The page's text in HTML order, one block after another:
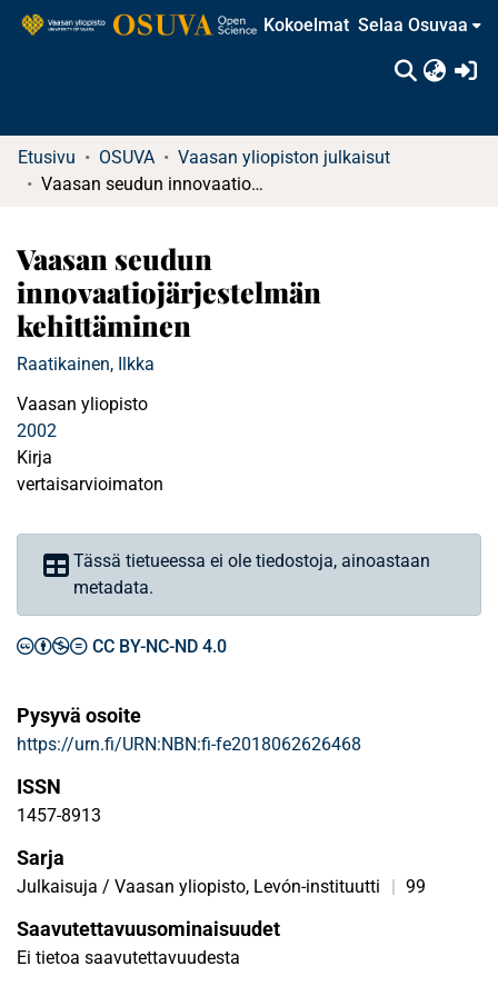
Kokoelmat Selaa Osuvaa
Etusivu OSUVA
Vaasan yliopiston julkaisut
Vaasan seudun innovaatiojärjestelmän kehittäminen
Vaasan seudun
innovaatiojärjestelmän
kehittäminen
Raatikainen, Ilkka
Vaasan yliopisto
2002
Kirja
vertaisarvioimaton
Tässä tietueessa ei ole tiedostoja, ainoastaan
metadata.
CC BY-NC-ND 4.0
Pysyvä osoite
https://urn.fi/URN:NBN:fi-fe2018062626468
ISSN
1457-8913
Sarja
Julkaisuja / Vaasan yliopisto, Levón-instituutti | 99
Saavutettavuusominaisuudet
Ei tietoa saavutettavuudesta